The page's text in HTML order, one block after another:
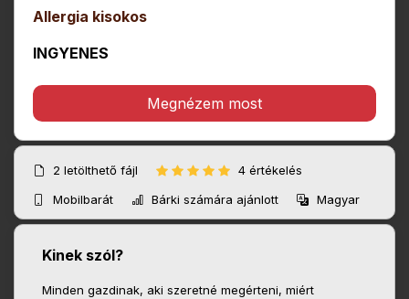
Allergia kisokos
INGYENES
Megnézem most
2 letölthető fájl
4 értékelés
Mobilbarát
Bárki számára ajánlott Magyar
Kinek szól?
Minden gazdinak, aki szeretné megérteni, miért